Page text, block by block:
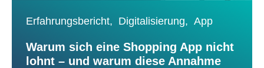
Erfahrungsbericht, Digitalisierung, App
Warum sich eine Shopping App nicht
lohnt – und warum diese Annahme